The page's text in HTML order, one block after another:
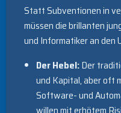
Statt Subventionen in
müssen die brillanten
und Informatiker an
Der Hebel:Der
und Kapital, aber oft
Software- und